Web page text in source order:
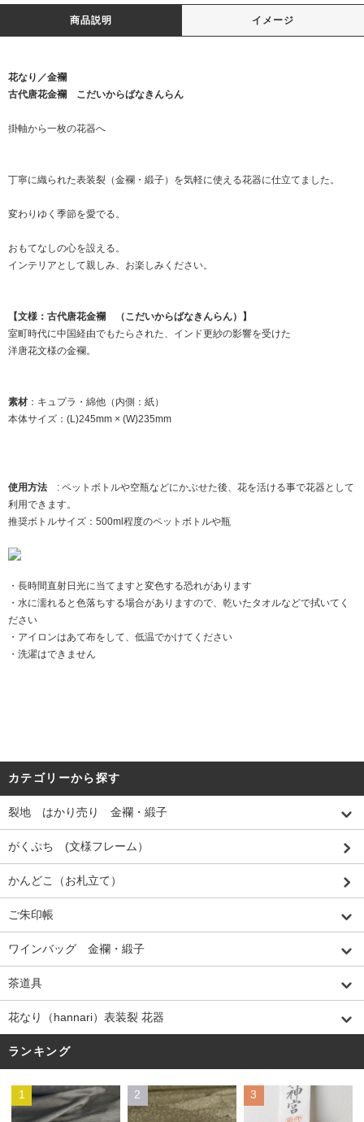
商品説明 イメージ
花なり／金襴
古代唐花金襴 こだいからばなきんらん
掛軸から一枚の花器へ
丁寧に織られた表装裂（金襴・緞子）を気軽に使える花器に仕立てました。
変わりゆく季節を愛でる。
おもてなしの心を設える。
インテリアとして親しみ、お楽しみください。
【文様：古代唐花金襴 （こだいからばなきんらん）】
室町時代に中国経由でもたらされた、インド更紗の影響を受けた
洋唐花文様の金襴。
素材 ：キュプラ・綿他（内側：紙）
本体サイズ：(L)245mm × (W)235mm
使用方法 : ペットボトルや空瓶などにかぶせた後、花を活ける事で花器として
利用できます。
推奨ボトルサイズ：500ml程度のペットボトルや瓶
・長時間直射日光に当てますと変色する恐れがあります
・水に濡れると色落ちする場合がありますので、乾いたタオルなどで拭いてく
ださい
・アイロンはあて布をして、低温でかけてください
・洗濯はできません
カテゴリーから探す
裂地 はかり売り 金襴・緞子
がくぷち (文様フレーム）
かんどこ（お札立て）
ご朱印帳
ワインバッグ 金襴・緞子
茶道具
花なり（hannari）表装裂 花器
ランキング
1 2 3